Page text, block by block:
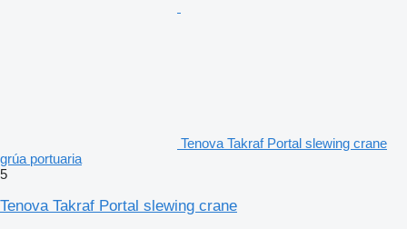
Tenova Takraf Portal slewing crane
grúa portuaria
5
Tenova Takraf Portal slewing crane